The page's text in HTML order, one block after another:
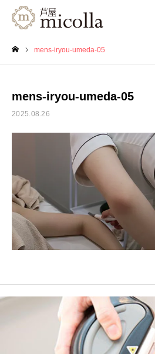
mens-iryou-umeda-05
mens-iryou-umeda-05
2025.08.26